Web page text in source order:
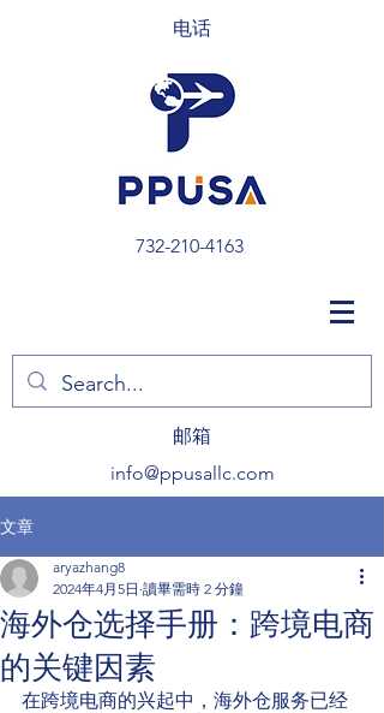
电话
732-210-4163
​邮箱
info@ppusallc.com
文章
海外仓选择手册：跨境电商
的关键因素
aryazhang8
2024年4月5日 讀畢需時 2 分鐘
在跨境电商的兴起中，海外仓服务已经